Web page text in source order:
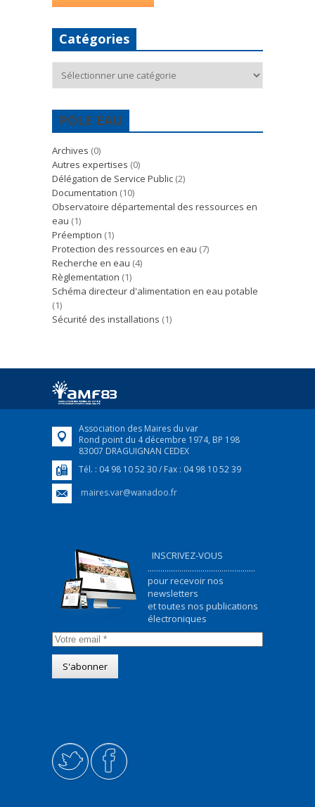
Catégories
POLE EAU
Archives (0)
Autres expertises (0)
Délégation de Service Public (2)
Documentation (10)
Observatoire départemental des ressources en
eau (1)
Préemption (1)
Protection des ressources en eau (7)
Recherche en eau (4)
Règlementation (1)
Schéma directeur d'alimentation en eau potable
(1)
Sécurité des installations (1)
Association des Maires du var
Rond point du 4 décembre 1974, BP 198
83007 DRAGUIGNAN CEDEX
Tél. : 04 98 10 52 30 / Fax : 04 98 10 52 39
maires.var@wanadoo.fr
INSCRIVEZ-VOUS
...................................................
pour recevoir nos
newsletters
et toutes nos publications
électroniques